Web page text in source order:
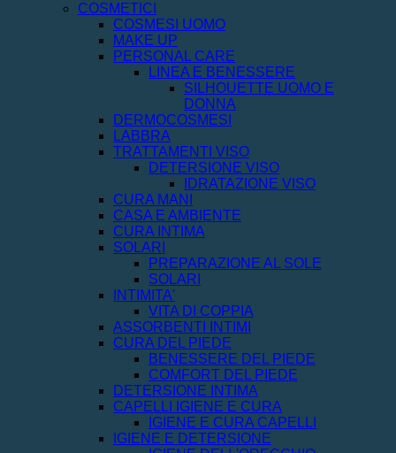
COSMETICI
COSMESI UOMO
MAKE UP
PERSONAL CARE
LINEA E BENESSERE
SILHOUETTE UOMO E
DONNA
DERMOCOSMESI
LABBRA
TRATTAMENTI VISO
DETERSIONE VISO
IDRATAZIONE VISO
CURA MANI
CASA E AMBIENTE
CURA INTIMA
SOLARI
PREPARAZIONE AL SOLE
SOLARI
INTIMITA'
VITA DI COPPIA
ASSORBENTI INTIMI
CURA DEL PIEDE
BENESSERE DEL PIEDE
COMFORT DEL PIEDE
DETERSIONE INTIMA
CAPELLI IGIENE E CURA
IGIENE E CURA CAPELLI
IGIENE E DETERSIONE